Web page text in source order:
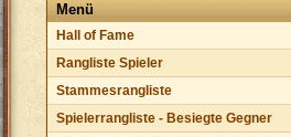
Menü
Hall of Fame
Rangliste Spieler
Stammesrangliste
Spielerrangliste - Besiegte Gegner